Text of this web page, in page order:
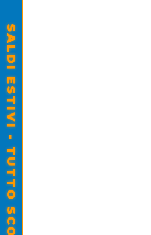
SALDI ESTIVI - TUTTO SCONTATO